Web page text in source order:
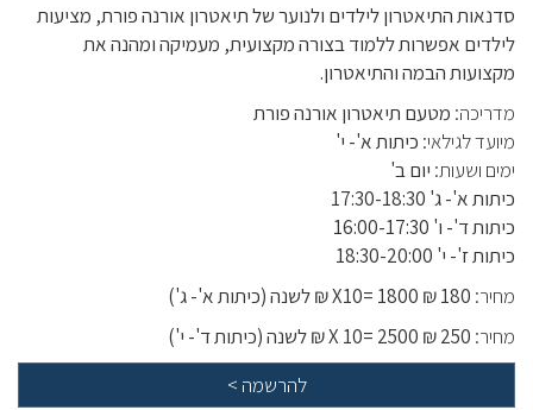
סדנאות התיאטרון לילדים ולנוער של תיאטרון אורנה פורת, מציעות
לילדים אפשרות ללמוד בצורה מקצועית, מעמיקה ומהנה את
מקצועות הבמה והתיאטרון.
מדריכה: מטעם תיאטרון אורנה פורת
מיועד לגילאי: כיתות א'- י'
ימים ושעות: יום ב'
כיתות א'- ג' 17:30-18:30
כיתות ד'- ו' 16:00-17:30
כיתות ז'- י' 18:30-20:00
מחיר:
מחיר:
להרשמה >